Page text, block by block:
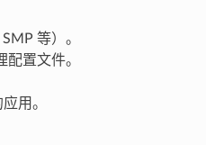
等）。
置文件。
用。